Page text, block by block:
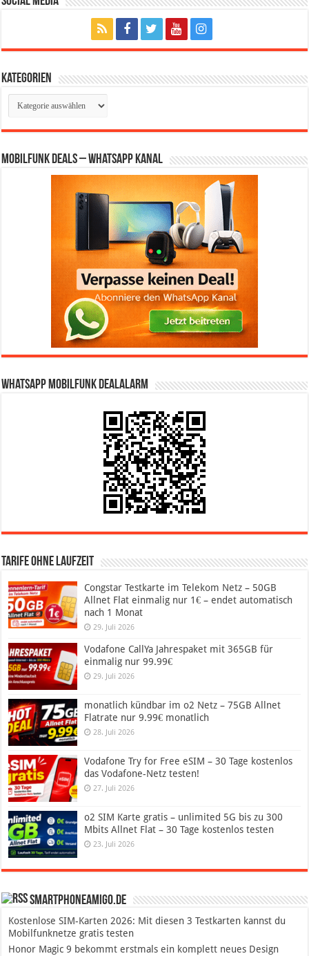
Kategorien
Kategorien
Mobilfunk Deals – WhatsApp Kanal
WhatsApp Mobilfunk DealAlarm
Tarife ohne Laufzeit
Congstar Testkarte im Telekom Netz – 50GB
Allnet Flat einmalig nur 1€ – endet automatisch
nach 1 Monat
29. Juli 2026
Vodafone CallYa Jahrespaket mit 365GB für
einmalig nur 99.99€
29. Juli 2026
monatlich kündbar im o2 Netz – 75GB Allnet
Flatrate nur 9.99€ monatlich
28. Juli 2026
Vodafone Try for Free eSIM – 30 Tage kostenlos
das Vodafone-Netz testen!
27. Juli 2026
o2 SIM Karte gratis – unlimited 5G bis zu 300
Mbits Allnet Flat – 30 Tage kostenlos testen
23. Juli 2026
SmartphoneAmigo.de
Kostenlose SIM-Karten 2026: Mit diesen 3 Testkarten kannst du
Mobilfunknetze gratis testen
Honor Magic 9 bekommt erstmals ein komplett neues Design